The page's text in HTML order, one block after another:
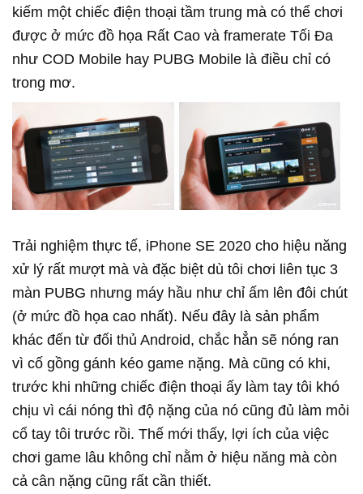
kiếm một chiếc điện thoại tầm trung mà có thể chơi
được ở mức đồ họa Rất Cao và framerate Tối Đa
như COD Mobile hay PUBG Mobile là điều chỉ có
trong mơ.
Trải nghiệm thực tế, iPhone SE 2020 cho hiệu năng
xử lý rất mượt mà và đặc biệt dù tôi chơi liên tục 3
màn PUBG nhưng máy hầu như chỉ ấm lên đôi chút
(ở mức đồ họa cao nhất). Nếu đây là sản phẩm
khác đến từ đối thủ Android, chắc hẳn sẽ nóng ran
vì cố gồng gánh kéo game nặng. Mà cũng có khi,
trước khi những chiếc điện thoại ấy làm tay tôi khó
chịu vì cái nóng thì độ nặng của nó cũng đủ làm mỏi
cổ tay tôi trước rồi. Thế mới thấy, lợi ích của việc
chơi game lâu không chỉ nằm ở hiệu năng mà còn
cả cân nặng cũng rất cần thiết.